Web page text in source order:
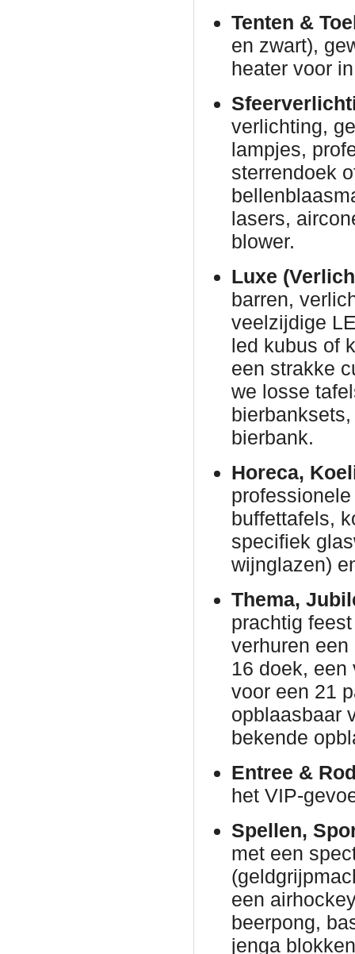
Tenten &
en zwart),
heater voor
verlichting,
lampjes,
sterrendoek
lasers,
blower.
Luxe
barren,
veelzijdige
led kubus of
een strakke
we losse
bierbank.
Horeca,
buffettafels,
specifiek
wijnglazen)
Thema,
prachtig
verhuren
16 doek, een
voor een 21
opblaasbaar
bekende
Entree &
het VIP-
Spellen,
met een
een
beerpong,
jenga